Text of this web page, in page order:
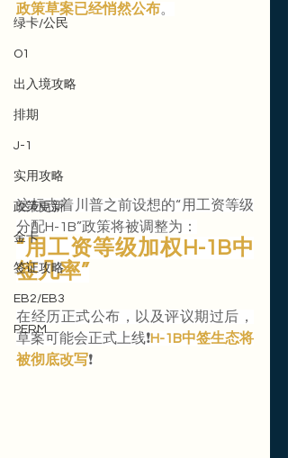
绿卡/公民
O1
出入境攻略
排期
J-1
实用攻略
政策更新
金卡
签证攻略
EB2/EB3
PERM
政策草案已经悄然公布。
这标志着川普之前设想的“用工资等级
分配H-1B”政策将被调整为：
“用工资等级加权H-1B中
签几率”
在经历正式公布，以及评议期过后，
草案可能会正式上线❗️H-1B中签生态将
被彻底改写❗️